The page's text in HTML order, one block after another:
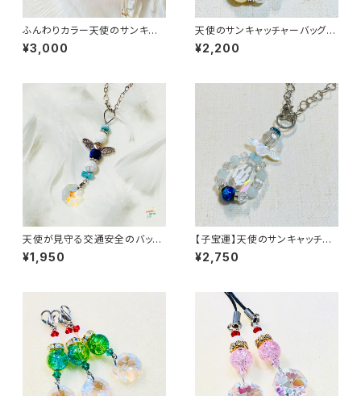
ふんわりカラー天使のサンキャッ
チャーバッグチャーム
¥3,000
天使のサンキャッチャーバッグチ
ャーム
¥2,200
天使が見守る交通安全のバッグ
チャーム
¥1,950
【子宝運】天使のサンキャッチャ
ーバッグチャーム
¥2,750